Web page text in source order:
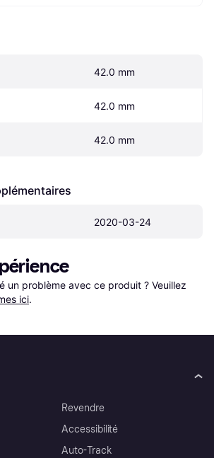
42.0 mm
42.0 mm
42.0 mm
2020-03-24
un problème avec ce produit ? Veuillez
ici.
Revendre
Accessibilité
Auto-Track